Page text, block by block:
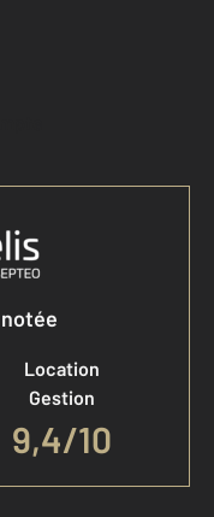
Location
Gestion
9,4/10